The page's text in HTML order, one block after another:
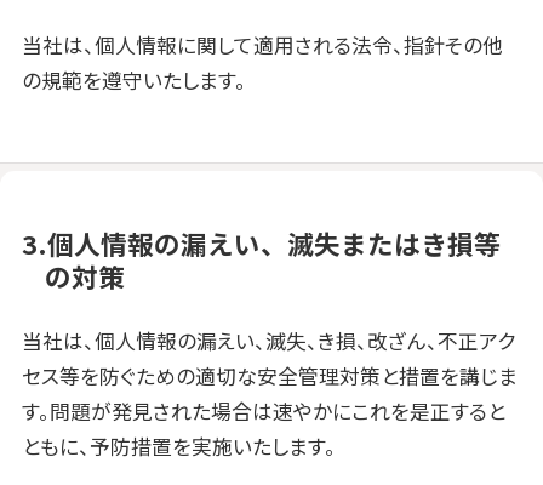
当社は、個人情報に関して適用される法令、指針その他
の規範を遵守いたします。
3.個人情報の漏えい、滅失またはき損等
の対策
当社は、個人情報の漏えい、滅失、き損、改ざん、不正アク
セス等を防ぐための適切な安全管理対策と措置を講じま
す。問題が発見された場合は速やかにこれを是正すると
ともに、予防措置を実施いたします。